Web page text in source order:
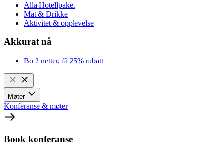
Alla Hotellpaket
Mat & Drikke
Aktivitet & opplevelse
Akkurat nå
Bo 2 netter, få 25% rabatt
Møter
Konferanse & møter
Book konferanse